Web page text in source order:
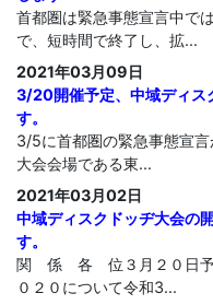
首都圏は緊急事態宣言中で
で、短時間で終了し、拡...
2021年03月09日
3/20開催予定、中域ディス
す。
3/5に首都圏の緊急事態宣
大会会場である東...
2021年03月02日
中域ディスクドッヂ大会の
す。
関 係 各 位３月２０日予
０２０について令和3...